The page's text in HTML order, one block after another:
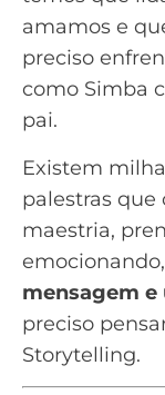
amamos e
preciso
como Simba
pai.
Existem
palestras
maestria,
mensagem
preciso
Storytelling.